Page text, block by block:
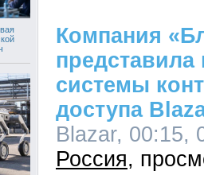
Компания
системы
доступа
Blazar, 00:15,
Россия